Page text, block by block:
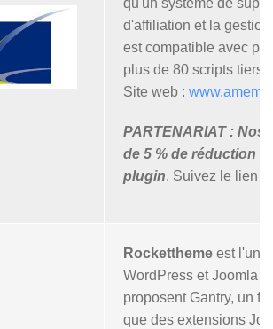
qu'un système de
d'affiliation et la
est compatible avec
plus de 80 scripts tiers.
Site web :
PARTENARIAT :
de 5 % de réduction
plugin. Suivez le lien !
Rockettheme est l'un
WordPress et Joomla
proposent Gantry, un
que des extensions